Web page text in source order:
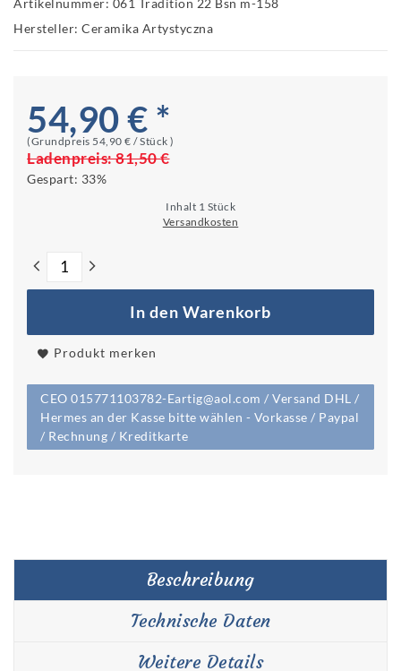
Hersteller: Ceramika Artystyczna
54,90 € *
(Grundpreis 54,90 € / Stück )
Ladenpreis:81,50 €
Gespart: 33%
Inhalt 1 Stück
Versandkosten
In den Warenkorb
Produkt merken
CEO 015771103782-Eartig@aol.com / Versand DHL /
Hermes an der Kasse bitte wählen - Vorkasse / Paypal
/ Rechnung / Kreditkarte
Beschreibung
Technische Daten
Weitere Details